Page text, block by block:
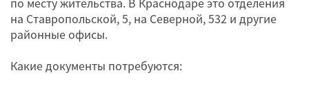
на Ставропольской, 5, на Северной, 532 и другие
районные офисы.
Какие документы потребуются: